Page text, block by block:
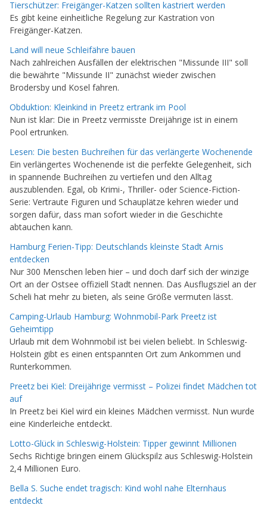
Tierschützer: Freigänger-Katzen sollten kastriert werden
Es gibt keine einheitliche Regelung zur Kastration von
Freigänger-Katzen.
Land will neue Schleifähre bauen
Nach zahlreichen Ausfällen der elektrischen "Missunde III" soll
die bewährte "Missunde II" zunächst wieder zwischen
Brodersby und Kosel fahren.
Obduktion: Kleinkind in Preetz ertrank im Pool
Nun ist klar: Die in Preetz vermisste Dreijährige ist in einem
Pool ertrunken.
Lesen: Die besten Buchreihen für das verlängerte Wochenende
Ein verlängertes Wochenende ist die perfekte Gelegenheit, sich
in spannende Buchreihen zu vertiefen und den Alltag
auszublenden. Egal, ob Krimi-, Thriller- oder Science-Fiction-
Serie: Vertraute Figuren und Schauplätze kehren wieder und
sorgen dafür, dass man sofort wieder in die Geschichte
abtauchen kann.
Hamburg Ferien-Tipp: Deutschlands kleinste Stadt Arnis
entdecken
Nur 300 Menschen leben hier – und doch darf sich der winzige
Ort an der Ostsee offiziell Stadt nennen. Das Ausflugsziel an der
Scheli hat mehr zu bieten, als seine Größe vermuten lässt.
Camping-Urlaub Hamburg: Wohnmobil-Park Preetz ist
Geheimtipp
Urlaub mit dem Wohnmobil ist bei vielen beliebt. In Schleswig-
Holstein gibt es einen entspannten Ort zum Ankommen und
Runterkommen.
Preetz bei Kiel: Dreijährige vermisst – Polizei findet Mädchen tot
auf
In Preetz bei Kiel wird ein kleines Mädchen vermisst. Nun wurde
eine Kinderleiche entdeckt.
Lotto-Glück in Schleswig-Holstein: Tipper gewinnt Millionen
Sechs Richtige bringen einem Glückspilz aus Schleswig-Holstein
2,4 Millionen Euro.
Bella S. Suche endet tragisch: Kind wohl nahe Elternhaus
entdeckt